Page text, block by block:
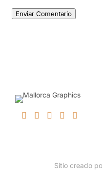
Enviar Comentario
Sitio creado